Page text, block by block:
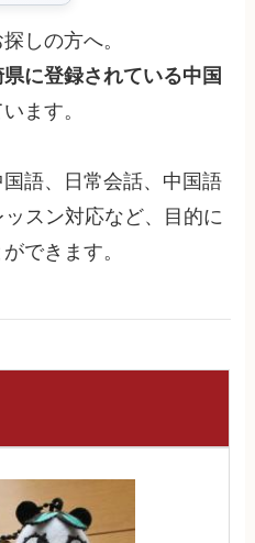
しの方へ。
に登録されている中国
ます。
語、日常会話、中国語
スン対応など、目的に
できます。